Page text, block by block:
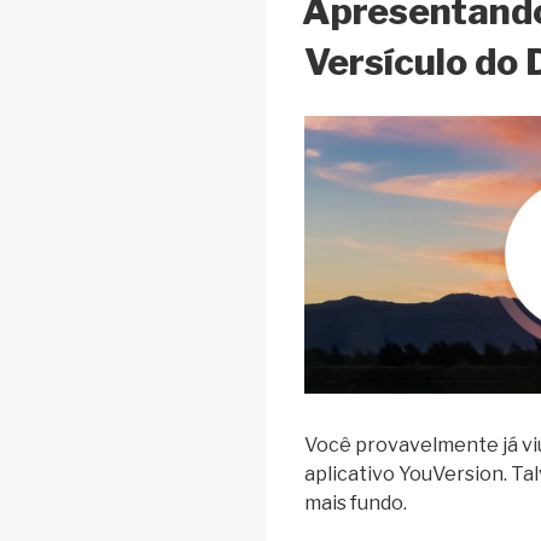
Versículo do
Você provavelmente já
aplicativo YouVersion.
mais fundo.